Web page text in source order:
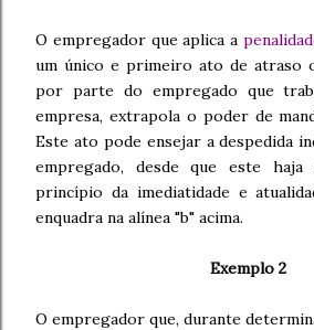
O empregador que aplica a
um único e primeiro ato de atraso
por parte do empregado que
empresa, extrapola o poder de
Este ato pode ensejar a despedida
empregado, desde que este
princípio da imediatidade e
enquadra na alínea "b" acima.
Exemplo 2
O empregador que, durante